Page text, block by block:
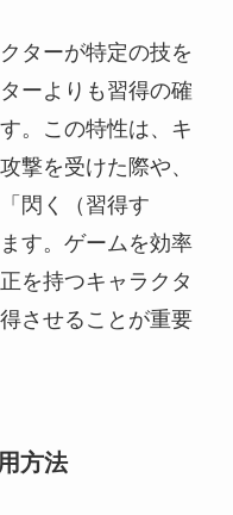
ターが特定の技を
ーよりも習得の確
。この特性は、キ
撃を受けた際や、
閃く（習得す
す。ゲームを効率
を持つキャラクタ
させることが重要
方法